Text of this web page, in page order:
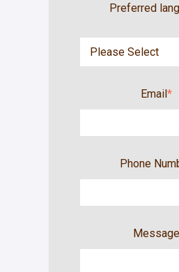
Preferred
Email*
Phone
Message